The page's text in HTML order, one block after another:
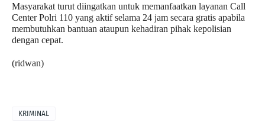
Masyarakat turut diingatkan untuk memanfaatkan layanan Call
Center Polri 110 yang aktif selama 24 jam secara gratis apabila
membutuhkan bantuan ataupun kehadiran pihak kepolisian
dengan cepat.
(ridwan)
KRIMINAL